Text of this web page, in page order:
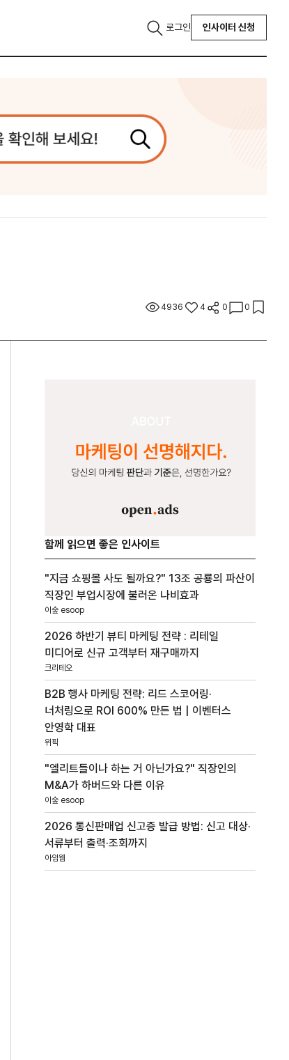
로그인 인사이터 신청
4936 4 0 0
함께 읽으면 좋은 인사이트
"지금 쇼핑몰 사도 될까요?" 13조 공룡의 파산이
직장인 부업시장에 불러온 나비효과
이숲 esoop
2026 하반기 뷰티 마케팅 전략 : 리테일
미디어로 신규 고객부터 재구매까지
크리테오
B2B 행사 마케팅 전략: 리드 스코어링·
너처링으로 ROI 600% 만든 법 | 이벤터스
안영학 대표
위픽
"엘리트들이나 하는 거 아닌가요?" 직장인의
M&A가 하버드와 다른 이유
이숲 esoop
2026 통신판매업 신고증 발급 방법: 신고 대상·
서류부터 출력·조회까지
아임웹